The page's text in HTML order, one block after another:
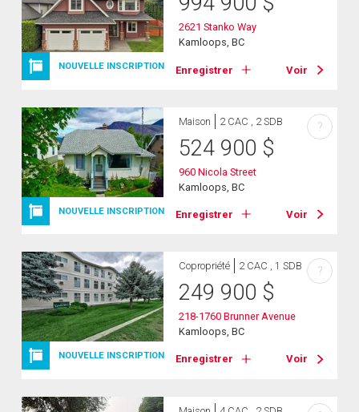
NOUVELLE INSCRIPTION
2621 Stanko Way
Kamloops, BC
Enregistrer Voir
NOUVELLE INSCRIPTION
Maison 2 CAC , 2 SDB
524 900 $
960 Nicola Street
Kamloops, BC
Enregistrer Voir
?
NOUVELLE INSCRIPTION
Copropriété 2 CAC , 1 SDB
249 900 $
218-1760 Brunner Avenue
Kamloops, BC
Enregistrer Voir
?